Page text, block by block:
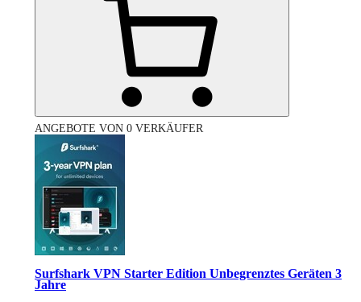
ANGEBOTE VON 0 VERKÄUFER
Surfshark VPN Starter Edition Unbegrenztes Geräten 3
Jahre